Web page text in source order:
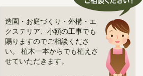
造園・お庭づくり・外構・エ
クステリア、小額の工事でも
賜りますのでご相談くださ
い。 植木一本からでも植えさ
せていただきます。